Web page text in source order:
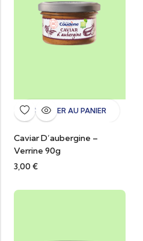
AJOUTER AU PANIER
Caviar D’aubergine –
Verrine 90g
3,00 €